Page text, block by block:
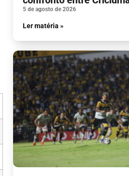
5 de agosto de 2026
Ler matéria »